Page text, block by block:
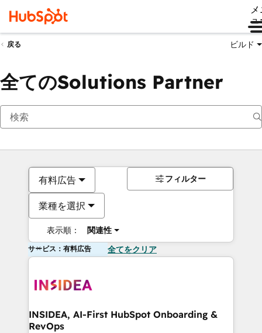
ュ
戻る ビルド
全てのSolutions Partner
有料広告
業種を選択
表示順： 関連性
フィルター
サービス：有料広告 全てをクリア
INSIDEA, AI-First HubSpot Onboarding &
RevOps